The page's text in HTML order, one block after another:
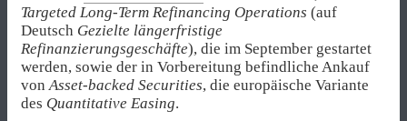
Targeted Long-Term Refinancing Operations (auf
Deutsch Gezielte längerfristige
Refinanzierungsgeschäfte), die im September gestartet
werden, sowie der in Vorbereitung befindliche Ankauf
vonAsset-backed Securities, die europäische Variante
des Quantitative Easing.